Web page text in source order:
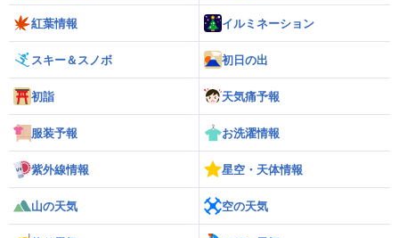
紅葉情報 イルミネーション
スキー＆スノボ 初日の出
初詣 天気痛予報
服装予報 お洗濯情報
紫外線情報 星空・天体情報
山の天気 空の天気